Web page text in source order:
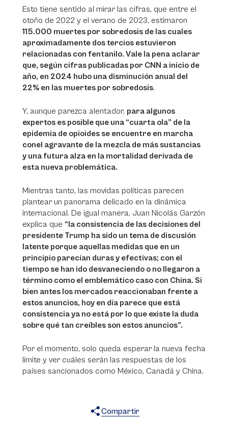
Esto tiene sentido al mirar las cifras, que entre el
otoño de 2022 y el verano de 2023, estimaron
115.000 muertes por sobredosis de las cuales
aproximadamente dos tercios estuvieron
relacionadas con fentanilo. Vale la pena aclarar
que, según cifras publicadas por CNN a inicio de
año, en 2024 hubo una disminución anual del
22% en las muertes por sobredosis.
Y, aunque parezca alentador, para algunos
expertos es posible que una “cuarta ola” de la
epidemia de opioides se encuentre en marcha
conel agravante de la mezcla de más sustancias
y una futura alza en la mortalidad derivada de
esta nueva problemática.
Mientras tanto, las movidas políticas parecen
plantear un panorama delicado en la dinámica
internacional. De igual manera, Juan Nicolás Garzón
explica que “la consistencia de las decisiones del
presidente Trump ha sido un tema de discusión
latente porque aquellas medidas que en un
principio parecían duras y efectivas; con el
tiempo se han ido desvaneciendo o no llegaron a
término como el emblemático caso con China. Si
bien antes los mercados reaccionaban frente a
estos anuncios, hoy en día parece que está
consistencia ya no está por lo que existe la duda
sobre qué tan creíbles son estos anuncios”.
Por el momento, solo queda esperar la nueva fecha
límite y ver cuáles serán las respuestas de los
países sancionados como México, Canadá y China.
Compartir